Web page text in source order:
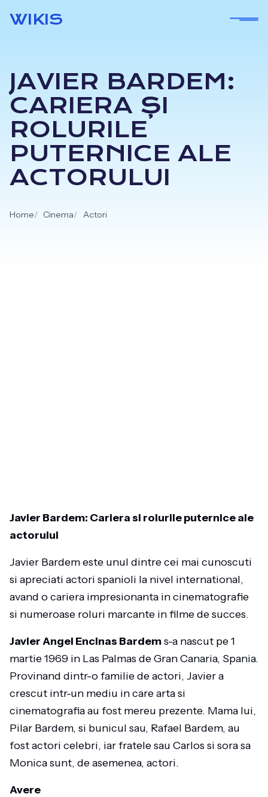
WIKIS
JAVIER BARDEM:
CARIERA ȘI
ROLURILE
PUTERNICE ALE
ACTORULUI
Home Cinema Actori
Javier Bardem: Cariera si rolurile puternice ale
actorului
Javier Bardem este unul dintre cei mai cunoscuti
si apreciati actori spanioli la nivel international,
avand o cariera impresionanta in cinematografie
si numeroase roluri marcante in filme de succes.
Javier Angel Encinas Bardems-a nascut pe 1
martie 1969 in Las Palmas de Gran Canaria, Spania.
Provinand dintr-o familie de actori, Javier a
crescut intr-un mediu in care arta si
cinematografia au fost mereu prezente. Mama lui,
Pilar Bardem, si bunicul sau, Rafael Bardem, au
fost actori celebri, iar fratele sau Carlos si sora sa
Monica sunt, de asemenea, actori.
Avere